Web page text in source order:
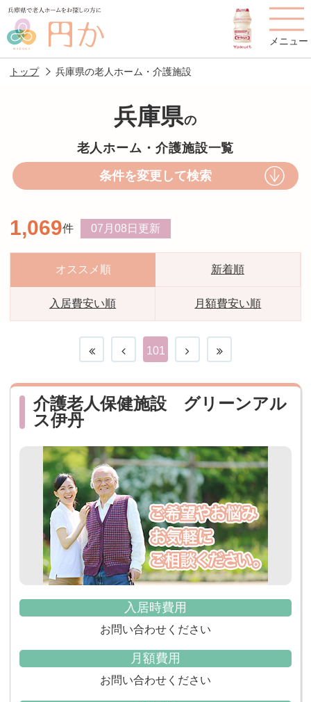
メニュー
老人ホームを
円かについて 費用について
老人ホームの種類
スタッフ紹介
おすすめ施設特集 施設関係者の方へ
トップ 兵庫県の老人ホーム・介護施設
兵庫県の
老人ホーム・介護施設一覧
条件を変更して検索
1,069件 07月08日 更新
オススメ順 新着順
入居費安い順 月額費安い順
101
介護老人保健施設 グリーンアル
ス伊丹
入居時費用
お問い合わせください
月額費用
お問い合わせください